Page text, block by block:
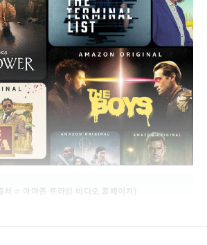
처 = 아마존 프라임 비디오 홈페이지)